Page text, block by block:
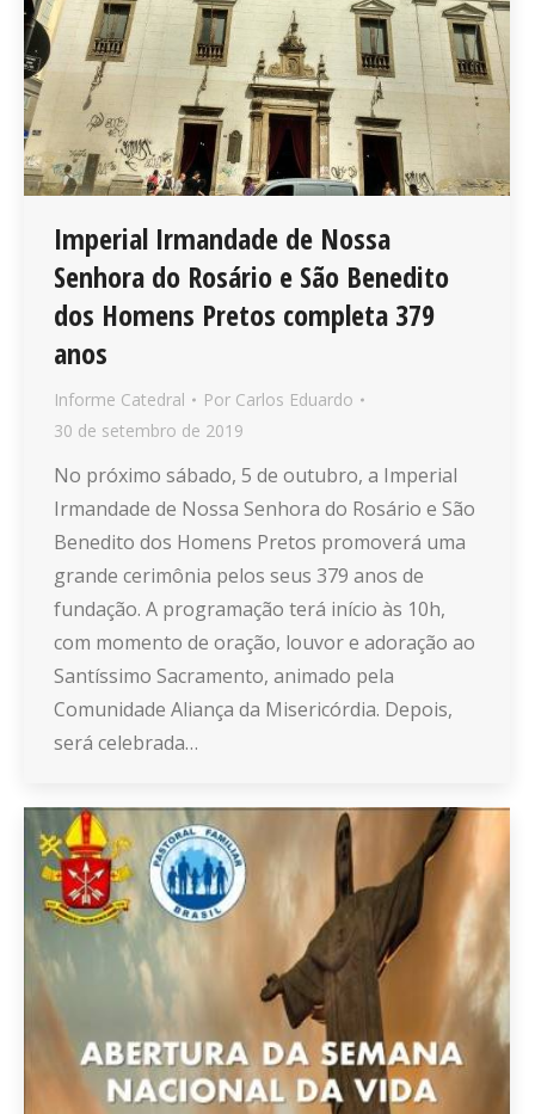
Imperial Irmandade de Nossa
Senhora do Rosário e São Benedito
dos Homens Pretos completa 379
anos
Informe Catedral Por Carlos Eduardo
30 de setembro de 2019
No próximo sábado, 5 de outubro, a Imperial
Irmandade de Nossa Senhora do Rosário e São
Benedito dos Homens Pretos promoverá uma
grande cerimônia pelos seus 379 anos de
fundação. A programação terá início às 10h,
com momento de oração, louvor e adoração ao
Santíssimo Sacramento, animado pela
Comunidade Aliança da Misericórdia. Depois,
será celebrada…